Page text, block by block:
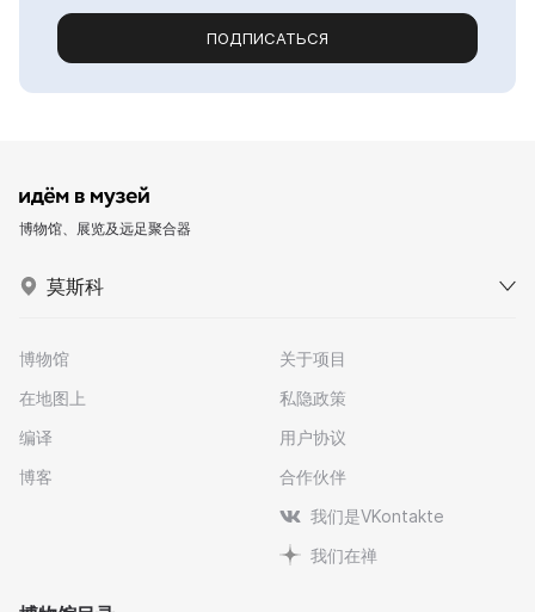
ПОДПИСАТЬСЯ
博物馆、展览及远足聚合器
莫斯科
博物馆
在地图上
编译
博客
关于项目
私隐政策
用户协议
合作伙伴
我们是VKontakte
我们在禅